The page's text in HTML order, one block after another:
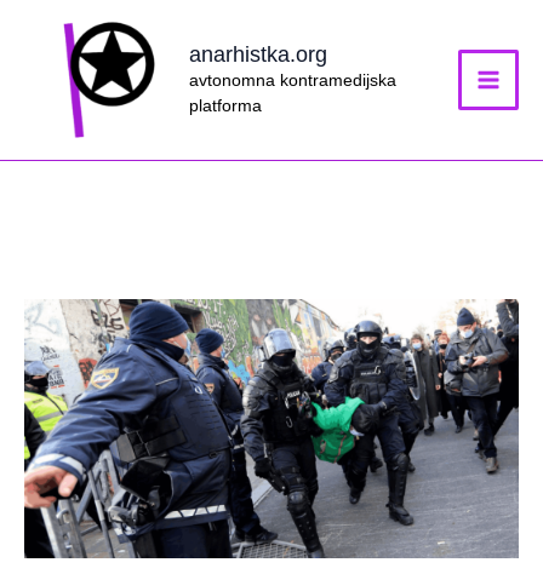
anarhistka.org
avtonomna kontramedijska
platforma